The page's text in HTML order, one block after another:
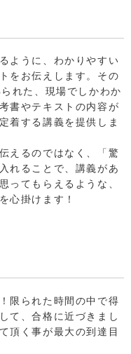
ように、わかりやすい
をお伝えします。その
れた、現場でしかわか
書やテキストの内容が
着する講義を提供しま
えるのではなく、「驚
れることで、講義があ
ってもらえるような、
心掛けます！
限られた時間の中で得
て、合格に近づきまし
頂く事が最大の到達目